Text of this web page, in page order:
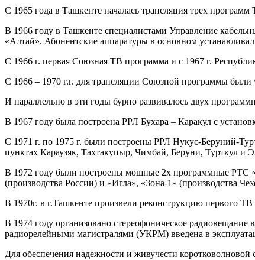
С 1965 года в Ташкенте началась трансляция трех
В 1966 году в Ташкенте специалистами Управление
«Алтай». Абонентские аппаратуры в основном
С 1966 г. первая Союзная ТВ программа и с 1967 г.
С 1966 – 1970 г.г. для трансляции Союзной программы
И параллельно в эти годы бурно развивалось двух
В 1967 году была построена РРЛ Бухара – Каракул с
С 1971 г. по 1975 г. были построены РРЛ Нукус-Беруний-
пунктах Караузяк, Тахтакупыр, Чимбай, Беруни, Турткул и
В 1972 году были построены мощные 2х программные РТС
(производства России) и «Игла», «Зона-1» (производства
В 1970г. в г.Ташкенте произвели реконструкцию первого
В 1974 году организовано стереофоническое
радиорелейными магистралями (УКРМ) введена в
Для обеспечения надежности и живучести